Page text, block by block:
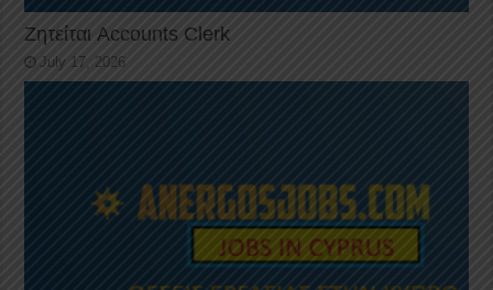
Ζητείται Accounts Clerk
July 17, 2026